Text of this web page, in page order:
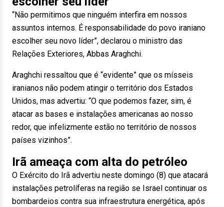
“Não permitimos que ninguém interfira em nossos
assuntos internos. É responsabilidade do povo iraniano
escolher seu novo líder”, declarou o ministro das
Relações Exteriores, Abbas Araghchi.
Araghchi ressaltou que é “evidente” que os mísseis
iranianos não podem atingir o território dos Estados
Unidos, mas advertiu: “O que podemos fazer, sim, é
atacar as bases e instalações americanas ao nosso
redor, que infelizmente estão no território de nossos
países vizinhos”.
Irã ameaça com alta do petróleo
O Exército do Irã advertiu neste domingo (8) que atacará
instalações petrolíferas na região se Israel continuar os
bombardeios contra sua infraestrutura energética, após